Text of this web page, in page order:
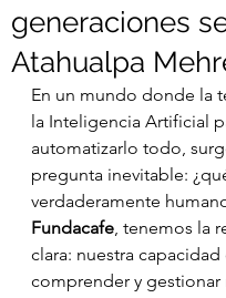
generaciones
Atahualpa
En un mundo donde la
la Inteligencia Artificial
automatizarlo todo,
pregunta inevitable:
verdaderamente
Fundacafe, tenemos la
clara: nuestra capacidad
comprender y gestionar